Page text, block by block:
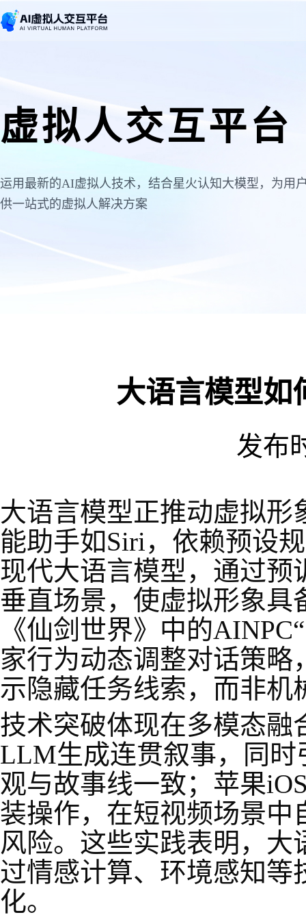
虚拟人交互平台
运用最新的AI虚拟人技术，结合星火认知大模型，为用
供一站式的虚拟人解决方案
大语言模型如
发布
大语言模型正推动虚拟形
能助手如Siri，依赖预设
现代大语言模型，通过预
垂直场景，使虚拟形象具
《仙剑世界》中的
家行为动态调整对话策
示隐藏任务线索，而非机
技术突破体现在多模态融
LLM生成连贯叙事，同
观与故事线一致；苹果
装操作，在短视频场景中
风险。这些实践表明，
过情感计算、环境感知等
化。